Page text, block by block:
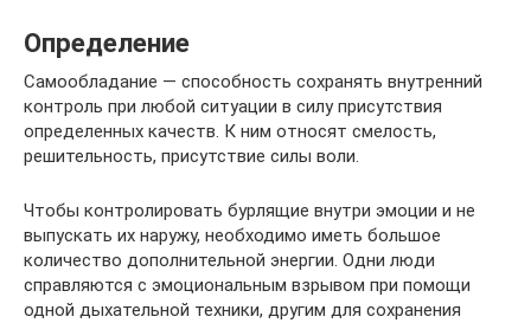
Определение
Самообладание — способность сохранять внутренний
контроль при любой ситуации в силу присутствия
определенных качеств. К ним относят смелость,
решительность, присутствие силы воли.
Чтобы контролировать бурлящие внутри эмоции и не
выпускать их наружу, необходимо иметь большое
количество дополнительной энергии. Одни люди
справляются с эмоциональным взрывом при помощи
одной дыхательной техники, другим для сохранения